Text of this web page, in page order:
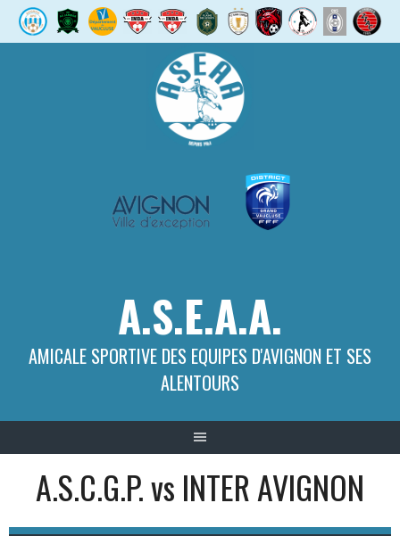
A.S.E.A.A.
AMICALE SPORTIVE DES EQUIPES D'AVIGNON ET SES
ALENTOURS
A.S.C.G.P. vs INTER AVIGNON